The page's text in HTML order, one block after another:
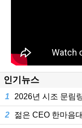
인기뉴스
1 2026년 시조 문림
2 젊은 CEO 한마음